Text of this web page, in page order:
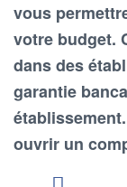
vous
votre budget.
dans des
garantie
ouvrir un